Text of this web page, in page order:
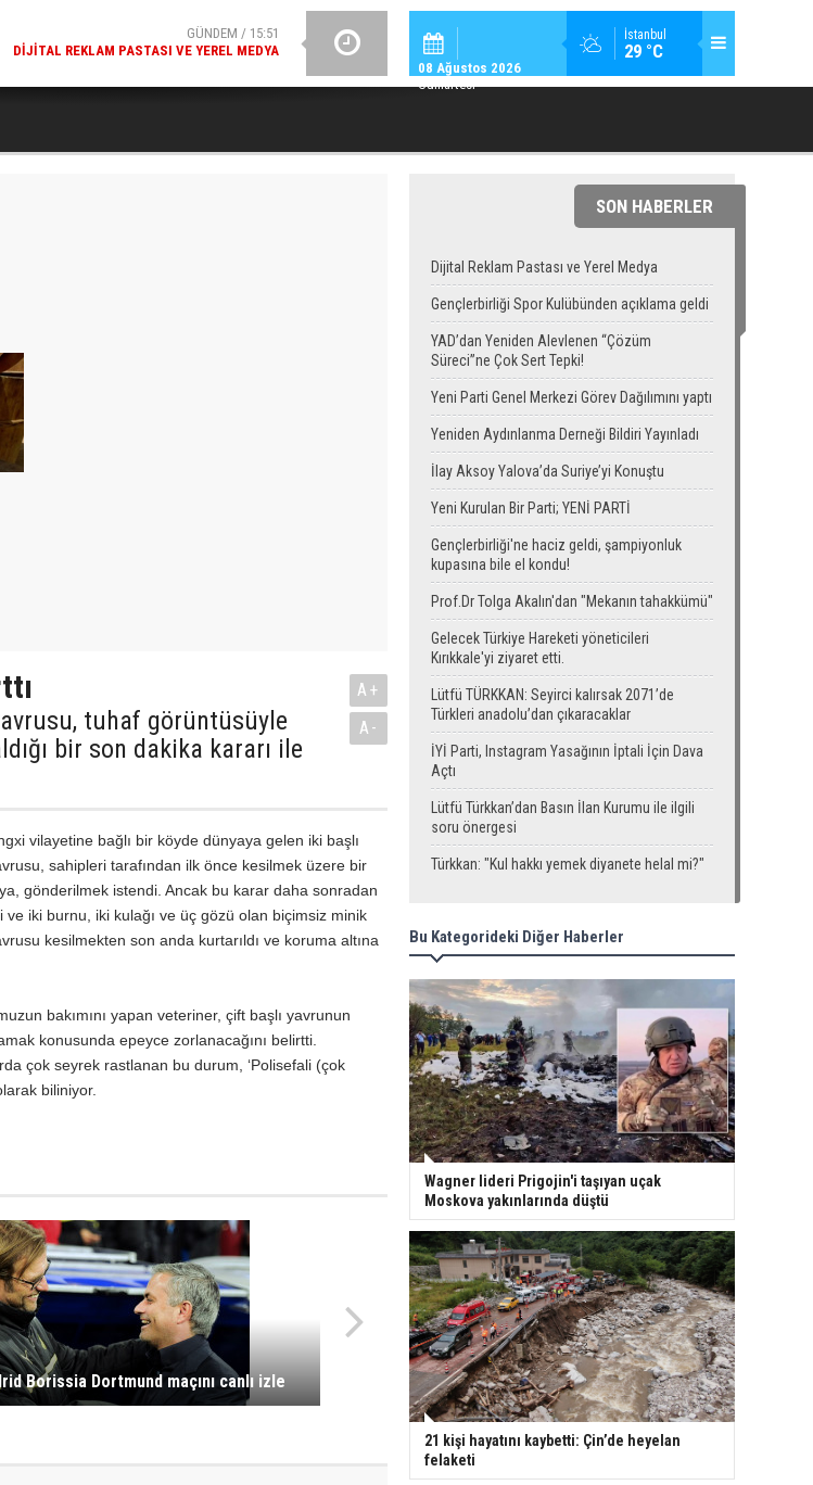
İstanbul
29 °C
08 Ağustos 2026
Cumartesi
GÜNDEM / 15:51
DIJITAL REKLAM PASTASI VE YEREL MEDYA
GENÇLERBIRLIĞI SPOR KULÜBÜNDEN AÇIKLAMA
tuhaf görüntüsüyle
bir son dakika kararı ile
A+
A-
vilayetine bağlı bir köyde dünyaya gelen iki başlı
sahipleri tarafından ilk önce kesilmek üzere bir
gönderilmek istendi. Ancak bu karar daha sonradan
ve iki burnu, iki kulağı ve üç gözü olan biçimsiz minik
kesilmekten son anda kurtarıldı ve koruma altına
bakımını yapan veteriner, çift başlı yavrunun
konusunda epeyce zorlanacağını belirtti.
çok seyrek rastlanan bu durum, ‘Polisefali (çok
biliniyor.
Borissia Dortmund maçını canlı izle
SON HABERLER
Dijital Reklam Pastası ve Yerel Medya
Gençlerbirliği Spor Kulübünden açıklama geldi
YAD’dan Yeniden Alevlenen “Çözüm
Süreci”ne Çok Sert Tepki!
Yeni Parti Genel Merkezi Görev Dağılımını yaptı
Yeniden Aydınlanma Derneği Bildiri Yayınladı
İlay Aksoy Yalova’da Suriye’yi Konuştu
Yeni Kurulan Bir Parti; YENİ PARTİ
Gençlerbirliği'ne haciz geldi, şampiyonluk
kupasına bile el kondu!
Prof.Dr Tolga Akalın'dan "Mekanın tahakkümü"
Gelecek Türkiye Hareketi yöneticileri
Kırıkkale'yi ziyaret etti.
Lütfü TÜRKKAN: Seyirci kalırsak 2071’de
Türkleri anadolu’dan çıkaracaklar
İYİ Parti, Instagram Yasağının İptali İçin Dava
Açtı
Lütfü Türkkan’dan Basın İlan Kurumu ile ilgili
soru önergesi
Türkkan: "Kul hakkı yemek diyanete helal mi?"
Bu Kategorideki Diğer Haberler
Wagner lideri Prigojin'i taşıyan uçak
Moskova yakınlarında düştü
21 kişi hayatını kaybetti: Çin’de heyelan
felaketi